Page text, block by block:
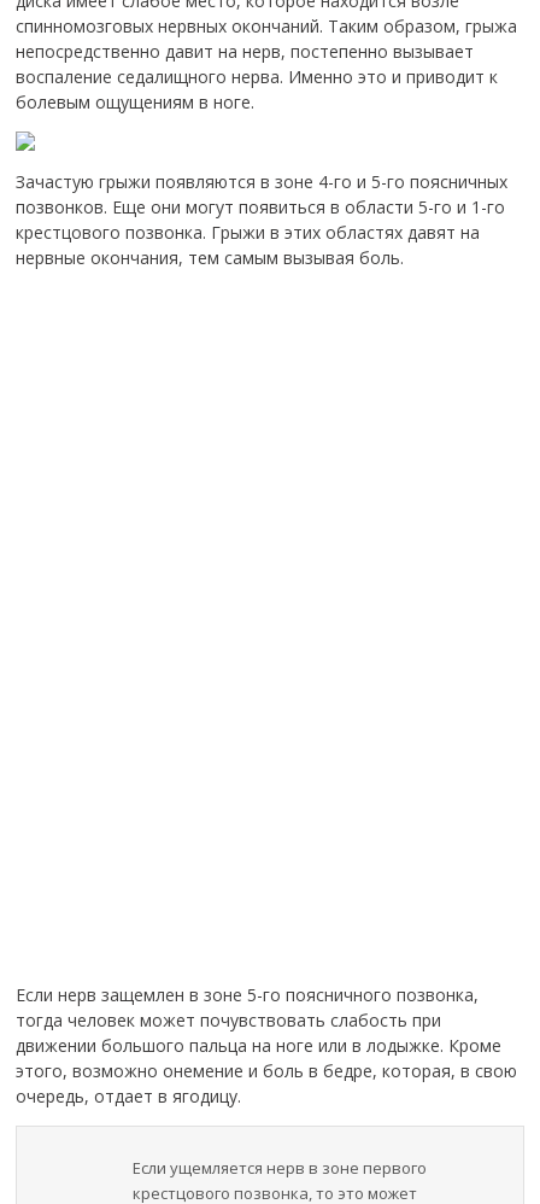
спинномозговых нервных окончаний. Таким образом, грыжа
непосредственно давит на нерв, постепенно вызывает
воспаление седалищного нерва. Именно это и приводит к
болевым ощущениям в ноге.
Зачастую грыжи появляются в зоне 4-го и 5-го поясничных
позвонков. Еще они могут появиться в области 5-го и 1-го
крестцового позвонка. Грыжи в этих областях давят на
нервные окончания, тем самым вызывая боль.
Если нерв защемлен в зоне 5-го поясничного позвонка,
тогда человек может почувствовать слабость при
движении большого пальца на ноге или в лодыжке. Кроме
этого, возможно онемение и боль в бедре, которая, в свою
очередь, отдает в ягодицу.
Если ущемляется нерв в зоне первого
крестцового позвонка, то это может